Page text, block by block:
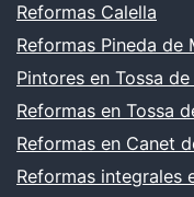
Reformas Calella
Reformas Pineda de
Pintores en Tossa
Reformas en Tossa
Reformas en Canet
Reformas integrales